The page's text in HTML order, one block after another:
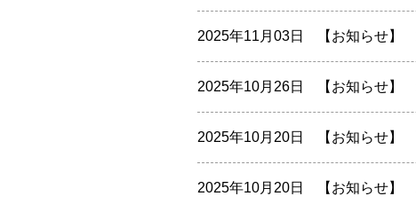
2025年11月03日 【お知らせ】
2025年10月26日 【お知らせ】
2025年10月20日 【お知らせ】
2025年10月20日 【お知らせ】